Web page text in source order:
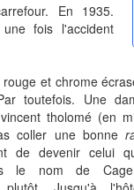
En 1935.
fois l'accident
et chrome
toutefois. Une
tholomé (en
coller une bonne
de devenir celui
le nom de